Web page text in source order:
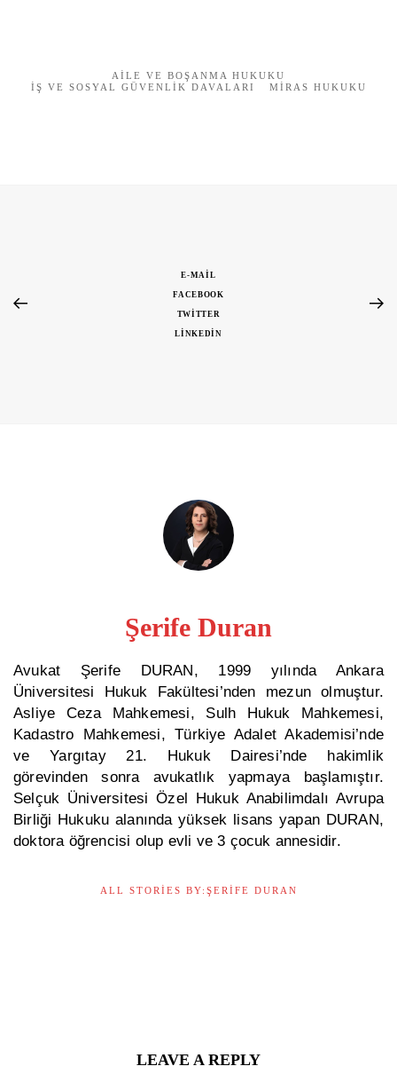
AILE VE BOŞANMA HUKUKU
İŞ VE SOSYAL GÜVENLIK DAVALARI
MIRAS HUKUKU
E-MAIL
FACEBOOK
TWITTER
LINKEDIN
Şerife Duran
Avukat Şerife DURAN, 1999 yılında Ankara
Üniversitesi Hukuk Fakültesi’nden mezun olmuştur.
Asliye Ceza Mahkemesi, Sulh Hukuk Mahkemesi,
Kadastro Mahkemesi, Türkiye Adalet Akademisi’nde
ve Yargıtay 21. Hukuk Dairesi’nde hakimlik
görevinden sonra avukatlık yapmaya başlamıştır.
Selçuk Üniversitesi Özel Hukuk Anabilimdalı Avrupa
Birliği Hukuku alanında yüksek lisans yapan DURAN,
doktora öğrencisi olup evli ve 3 çocuk annesidir.
ALL STORIES BY:ŞERIFE DURAN
LEAVE A REPLY